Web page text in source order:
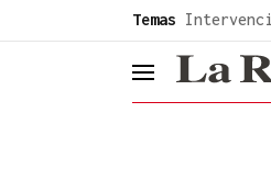
Temas
header.menu.open